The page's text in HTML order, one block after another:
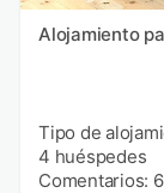
Alojamiento
Tipo de
4 huéspedes
Comentarios: 6